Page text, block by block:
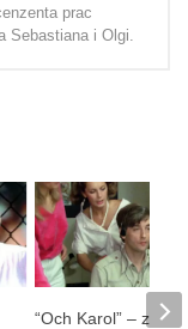
prac
Sebastiana i Olgi.
“Och Karol” –